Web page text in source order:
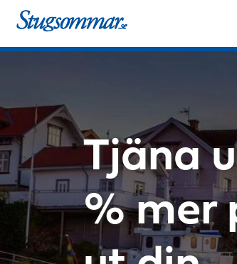
Tjäna
% mer